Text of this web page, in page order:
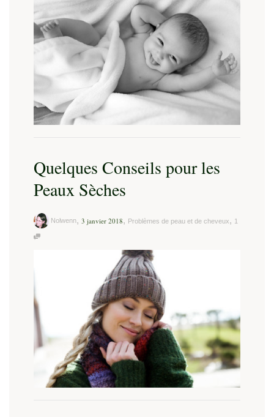
Quelques Conseils pour les
Peaux Sèches
Nolwenn, 3 janvier 2018, Problèmes de peau et de cheveux, 1